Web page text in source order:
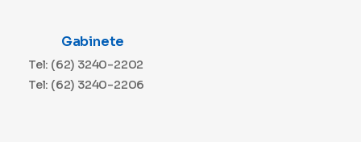
Gabinete
Tel: (62) 3240-2202
Tel: (62) 3240-2206